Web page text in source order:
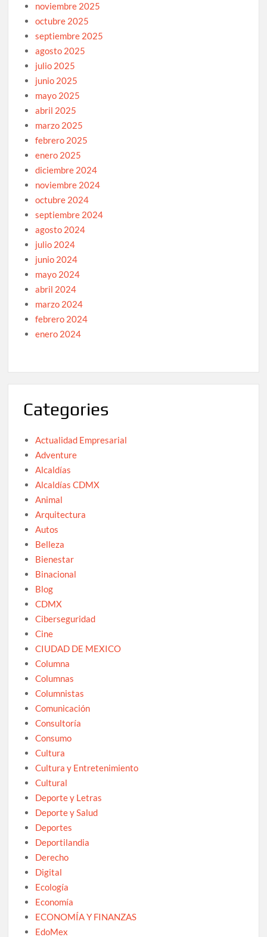
noviembre 2025
octubre 2025
septiembre 2025
agosto 2025
julio 2025
junio 2025
mayo 2025
abril 2025
marzo 2025
febrero 2025
enero 2025
diciembre 2024
noviembre 2024
octubre 2024
septiembre 2024
agosto 2024
julio 2024
junio 2024
mayo 2024
abril 2024
marzo 2024
febrero 2024
enero 2024
Categories
Actualidad Empresarial
Adventure
Alcaldías
Alcaldías CDMX
Animal
Arquitectura
Autos
Belleza
Bienestar
Binacional
Blog
CDMX
Ciberseguridad
Cine
CIUDAD DE MEXICO
Columna
Columnas
Columnistas
Comunicación
Consultoría
Consumo
Cultura
Cultura y Entretenimiento
Cultural
Deporte y Letras
Deporte y Salud
Deportes
Deportilandia
Derecho
Digital
Ecología
Economía
ECONOMÍA Y FINANZAS
EdoMex